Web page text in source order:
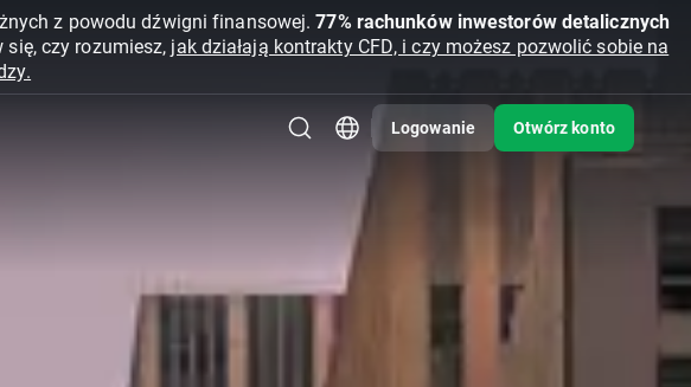
z powodu dźwigni finansowej.77% rachunków inwestorów detalicznych
się, czy rozumiesz, jak działają kontrakty CFD, i czy możesz pozwolić sobie na
Logowanie Otwórz konto